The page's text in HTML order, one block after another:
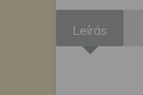
Leírás